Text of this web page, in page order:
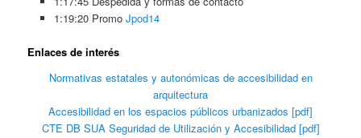
1:19:20 Promo Jpod14
Enlaces de interés
Normativas estatales y autonómicas de accesibilidad en
arquitectura
Accesibilidad en los espacios públicos urbanizados [pdf]
CTE DB SUA Seguridad de Utilización y Accesibilidad [pdf]